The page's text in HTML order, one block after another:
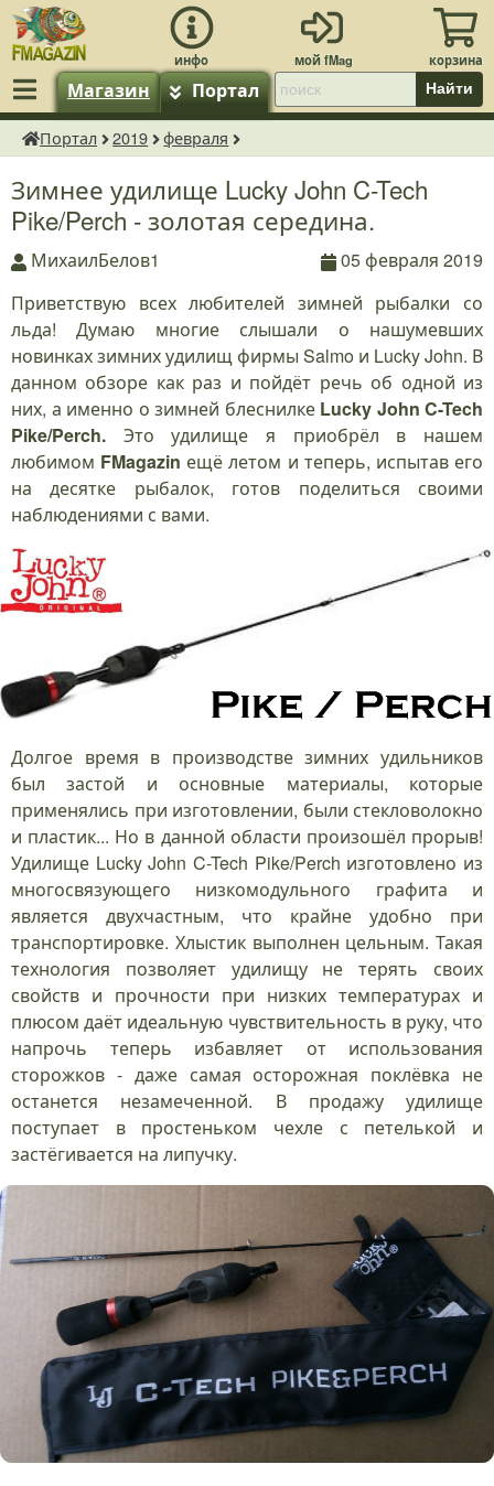
Магазин Портал Найти
fMagazin.ru
Портал 2019 февраля
Зимнее удилище Lucky John C-Tech
Pike/Perch - золотая середина.
МихаилБелов1
05 февраля 2019
Приветствую всех любителей зимней рыбалки со
льда! Думаю многие слышали о нашумевших
новинках зимних удилищ фирмы Salmo и Lucky John. В
данном обзоре как раз и пойдёт речь об одной из
них, а именно о зимней блеснилке Lucky John C-Tech
Pike/Perch. Это удилище я приобрёл в нашем
любимом FMagazin ещё летом и теперь, испытав его
на десятке рыбалок, готов поделиться своими
наблюдениями с вами.
Долгое время в производстве зимних удильников
был застой и основные материалы, которые
применялись при изготовлении, были стекловолокно
и пластик... Но в данной области произошёл прорыв!
Удилище Lucky John C-Tech Pike/Perch изготовлено из
многосвязующего низкомодульного графита и
является двухчастным, что крайне удобно при
транспортировке. Хлыстик выполнен цельным. Такая
технология позволяет удилищу не терять своих
свойств и прочности при низких температурах и
плюсом даёт идеальную чувствительность в руку, что
напрочь теперь избавляет от использования
сторожков - даже самая осторожная поклёвка не
останется незамеченной. В продажу удилище
поступает в простеньком чехле с петелькой и
застёгивается на липучку.